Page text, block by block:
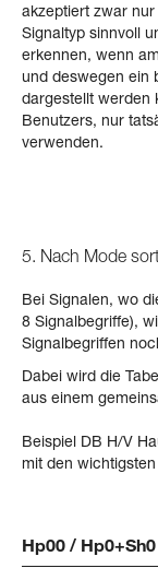
akzeptiert zwar
Signaltyp sinnvoll
erkennen, wenn
und deswegen ein
dargestellt werden
Benutzers, nur
verwenden.
5. Nach Mode
Bei Signalen, wo
8 Signalbegriffe),
Signalbegriffen
Dabei wird die
aus einem
Beispiel DB H/V
mit den
Hp00 / Hp0+Sh0